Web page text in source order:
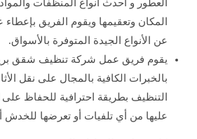
العطور و أحدث أنواع المنظفات
المكان وتعقيمها ويقوم الفريق بإعطاء
عن الأنواع الجيدة المتوفرة بالأسواق.
يقوم فريق عمل شركة تنظيف شقق
بالخبرات الكافية بالمجال على نقل
التنظيف بطريقة احترافية للحفاظ
عليها من أي تلفيات أو تعرضها للخدش